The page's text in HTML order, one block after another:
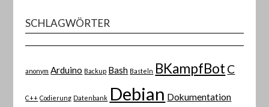
SCHLAGWÖRTER
anonym Arduino Backup Bash Basteln BKampfBot C
C++ Codierung Datenbank Debian Dokumentation